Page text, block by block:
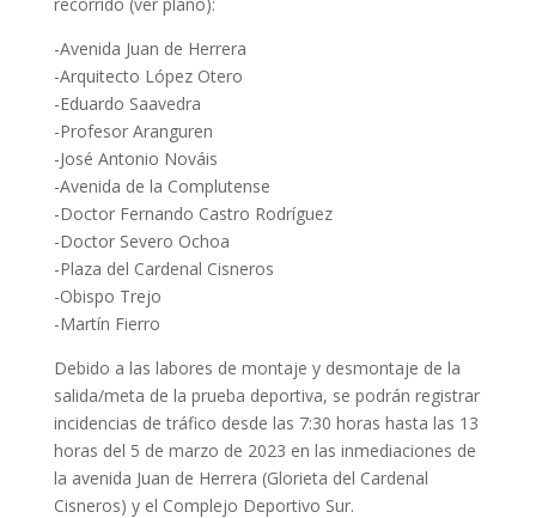
-Avenida Juan de Herrera
-Arquitecto López Otero
-Eduardo Saavedra
-Profesor Aranguren
-José Antonio Nováis
-Avenida de la Complutense
-Doctor Fernando Castro Rodríguez
-Doctor Severo Ochoa
-Plaza del Cardenal Cisneros
-Obispo Trejo
-Martín Fierro
Debido a las labores de montaje y desmontaje de la
salida/meta de la prueba deportiva, se podrán registrar
incidencias de tráfico desde las 7:30 horas hasta las 13
horas del 5 de marzo de 2023 en las inmediaciones de
la avenida Juan de Herrera (Glorieta del Cardenal
Cisneros) y el Complejo Deportivo Sur.